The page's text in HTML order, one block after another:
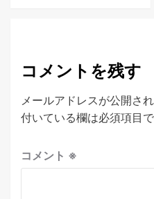
コメントを残す
メールアドレスが公開さ
付いている欄は必須項目
コメント ※